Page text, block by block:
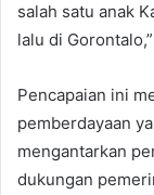
salah satu anak
lalu di
Pencapaian ini
pemberdayaan
mengantarkan
dukungan